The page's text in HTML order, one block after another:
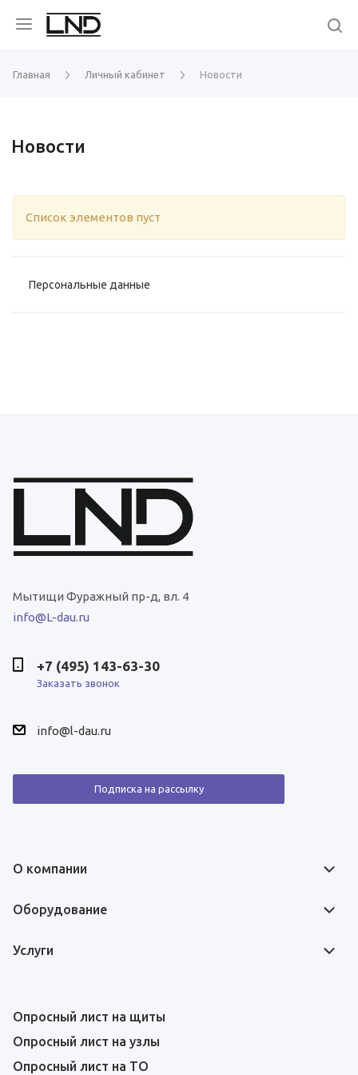
Главная Личный кабинет Новости
Новости
Список элементов пуст
Персональные данные
Мытищи Фуражный пр-д, вл. 4
info@L-dau.ru
+7 (495) 143-63-30
Заказать звонок
info@l-dau.ru
Подписка на рассылку
О компании
Оборудование
Услуги
Опросный лист на щиты
Опросный лист на узлы
Опросный лист на ТО